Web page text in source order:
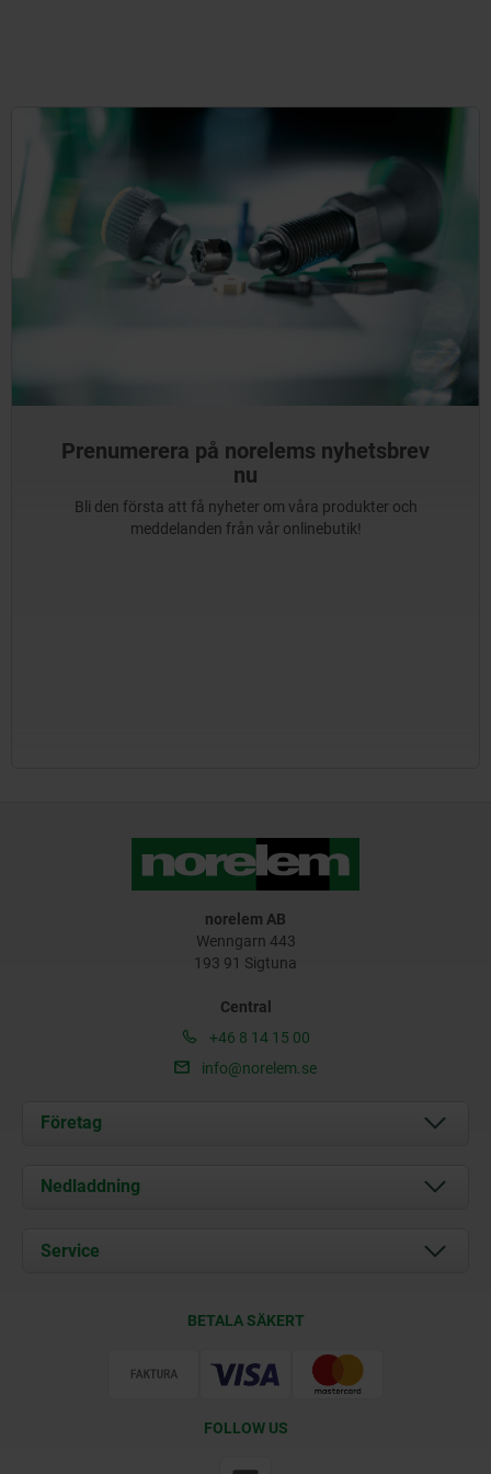
Prenumerera på norelems nyhetsbrev
nu
Bli den första att få nyheter om våra produkter och
meddelanden från vår onlinebutik!
norelem AB
Wenngarn 443
193 91 Sigtuna
Central
+46 8 14 15 00
info@norelem.se
Företag
Om oss
Kontakt
Nedladdning
Service
BETALA SÄKERT
FOLLOW US